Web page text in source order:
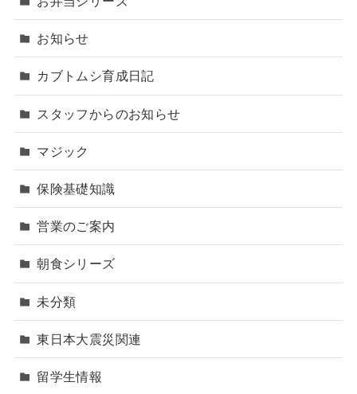
お知らせ
カブトムシ育成日記
スタッフからのお知らせ
マジック
保険基礎知識
営業のご案内
朝食シリーズ
未分類
東日本大震災関連
留学生情報